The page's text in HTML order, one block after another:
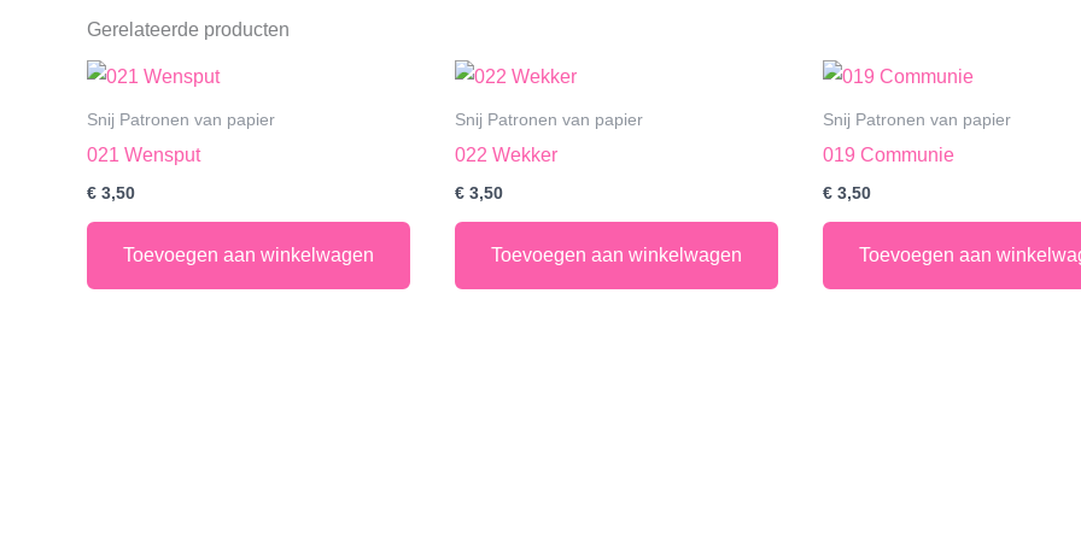
Gerelateerde producten
Snij Patronen van papier
021 Wensput
€ 3,50
Toevoegen aan winkelwagen
Snij Patronen van papier
022 Wekker
€ 3,50
Toevoegen aan winkelwagen
Snij Patronen van papier
019 Communie
€ 3,50
Toevoegen aan